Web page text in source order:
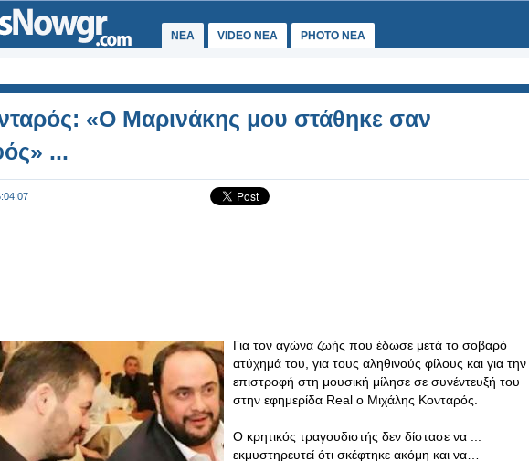
ΝΕΑ VIDEO NEA PHOTO NEA
«Ο Μαρινάκης μου στάθηκε σαν
...
Για τον αγώνα ζωής που έδωσε μετά το σοβαρό
ατύχημά του, για τους αληθινούς φίλους και για την
επιστροφή στη μουσική μίλησε σε συνέντευξή του
στην εφημερίδα Real ο Μιχάλης Κονταρός.
Ο κρητικός τραγουδιστής δεν δίστασε να ...
εκμυστηρευτεί ότι σκέφτηκε ακόμη και να…